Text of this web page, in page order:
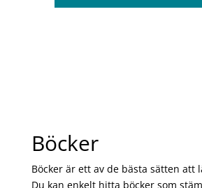
Böcker
Böcker är ett av de bästa sätten att
Du kan enkelt hitta böcker som